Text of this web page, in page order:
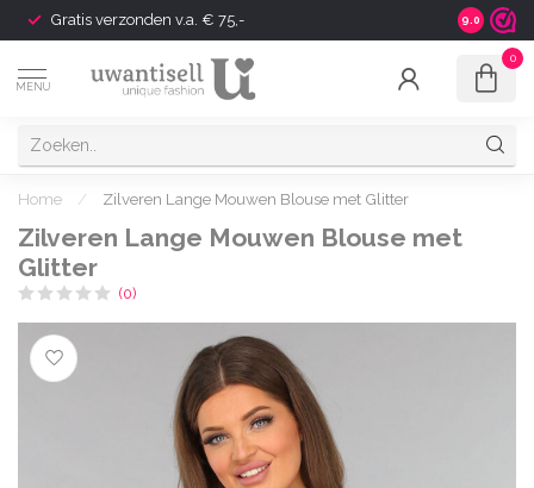
Gratis verzonden v.a. € 75,- Shipping
9.0
MENU
0
Home / Zilveren Lange Mouwen Blouse met Glitter
Zilveren Lange Mouwen Blouse met
Glitter
(0)